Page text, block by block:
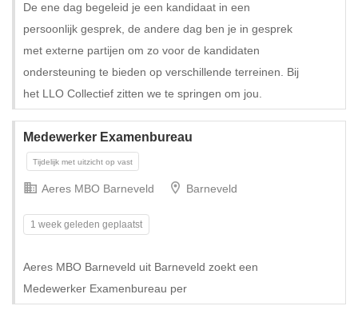
De ene dag begeleid je een kandidaat in een
persoonlijk gesprek, de andere dag ben je in gesprek
met externe partijen om zo voor de kandidaten
ondersteuning te bieden op verschillende terreinen. Bij
het LLO Collectief zitten we te springen om jou.
Medewerker Examenbureau
Aeres MBO Barneveld Barneveld
1 week geleden geplaatst
Aeres MBO Barneveld uit Barneveld zoekt een
Medewerker Examenbureau per